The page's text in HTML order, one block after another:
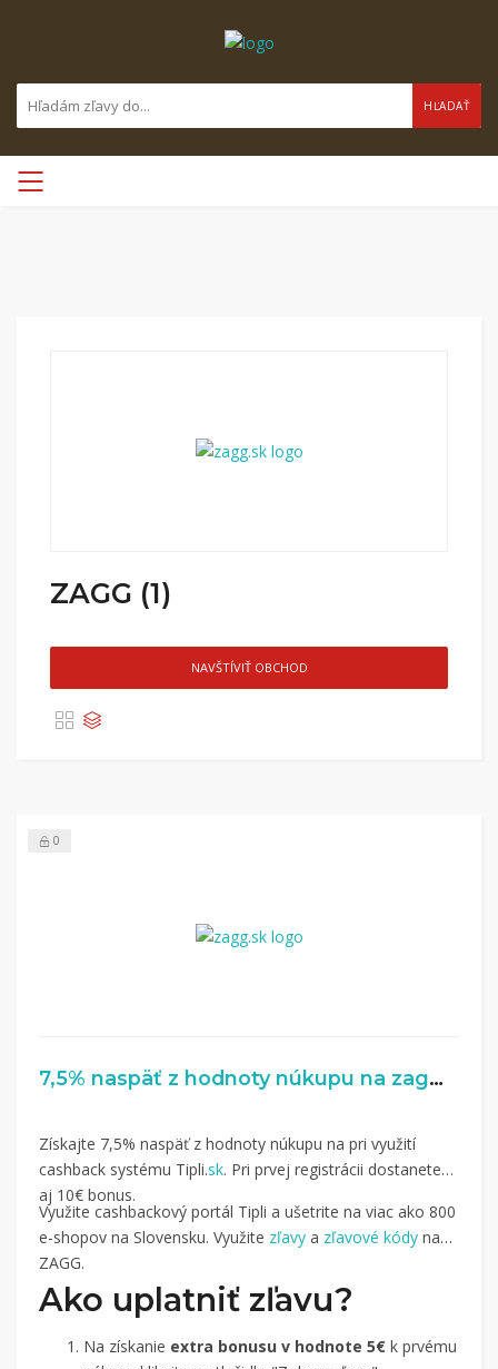
HĽADAŤ
ZAGG (1)
NAVŠTÍVIŤ OBCHOD
0
7,5% naspäť z hodnoty núkupu na zagg.sk
Získajte 7,5% naspäť z hodnoty núkupu na pri využití
cashback systému Tipli.sk. Pri prvej registrácii dostanete
aj 10€ bonus.
Využite cashbackový portál Tipli a ušetrite na viac ako 800
e-shopov na Slovensku. Využite zľavy a zľavové kódy na
ZAGG.
Ako uplatniť zľavu?
Na získanie extra bonusu v hodnote 5€ k prvému